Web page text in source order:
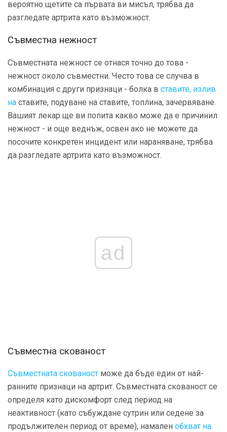
вероятно щетите са първата ви мисъл, трябва да
разгледате артрита като възможност.
Съвместна нежност
Съвместната нежност се отнася точно до това -
нежност около съвместни. Често това се случва в
комбинация с други признаци - болка в ставите, излив
на ставите, подуване на ставите, топлина, зачервяване.
Вашият лекар ще ви попита какво може да е причинил
нежност - и още веднъж, освен ако не можете да
посочите конкретен инцидент или нараняване, трябва
да разгледате артрита като възможност.
ad
Съвместна скованост
Съвместната скованост може да бъде един от най-
ранните признаци на артрит. Съвместната скованост се
определя като дискомфорт след период на
неактивност (като събуждане сутрин или седене за
продължителен период от време), намален обхват на